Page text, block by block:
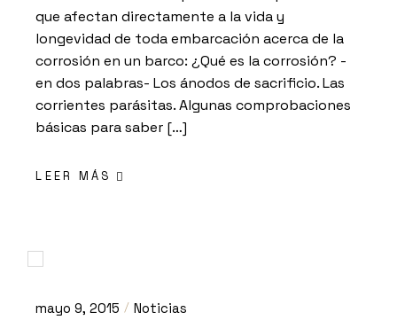
que afectan directamente a la vida y
longevidad de toda embarcación acerca de la
corrosión en un barco: ¿Qué es la corrosión? -
en dos palabras- Los ánodos de sacrificio. Las
corrientes parásitas. Algunas comprobaciones
básicas para saber […]
LEER MÁS
mayo 9, 2015 Noticias